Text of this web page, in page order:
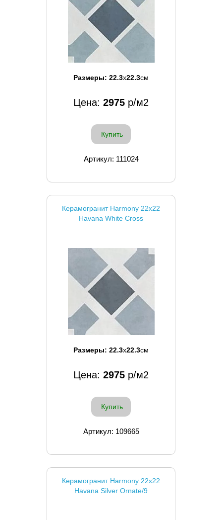
Размеры: 22.3x22.3см
Цена: 2975 р/м2
Купить
Артикул: 111024
Керамогранит Harmony 22x22
Havana White Cross
Размеры: 22.3x22.3см
Цена: 2975 р/м2
Купить
Артикул: 109665
Керамогранит Harmony 22x22
Havana Silver Ornate/9